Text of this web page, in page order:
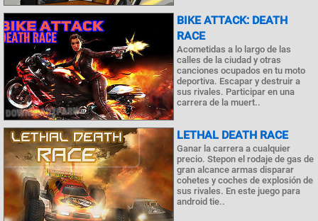
BIKE ATTACK: DEATH
RACE
Acometidas a lo largo de las
calles de la ciudad y otras
canciones ocupados en tu moto
deportiva. Escapar y destruir a
sus rivales. Participar en una
carrera de la muert..
LETHAL DEATH RACE
Ganar la carrera a cualquier
precio. Stepon el rodaje de gas de
gran alcance armas disparar
cohetes y coches de explosión de
sus rivales. En este juego para
android tie..